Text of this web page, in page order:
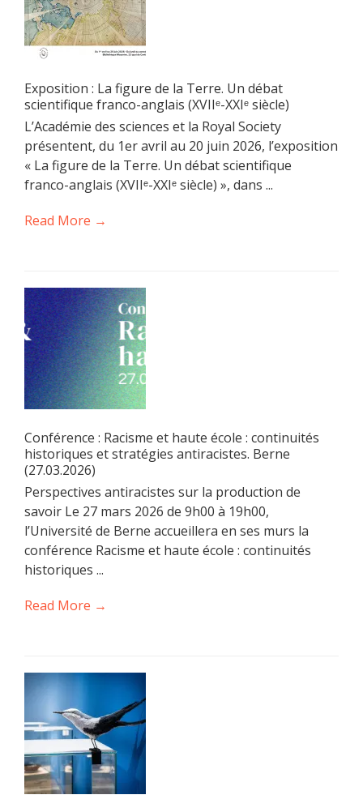
Exposition : La figure de la Terre. Un débat
scientifique franco-anglais (XVIIᵉ-XXIᵉ siècle)
L’Académie des sciences et la Royal Society
présentent, du 1er avril au 20 juin 2026, l’exposition
« La figure de la Terre. Un débat scientifique
franco-anglais (XVIIᵉ-XXIᵉ siècle) », dans ...
Read More →
Conférence : Racisme et haute école : continuités
historiques et stratégies antiracistes. Berne
(27.03.2026)
Perspectives antiracistes sur la production de
savoir Le 27 mars 2026 de 9h00 à 19h00,
l’Université de Berne accueillera en ses murs la
conférence Racisme et haute école : continuités
historiques ...
Read More →